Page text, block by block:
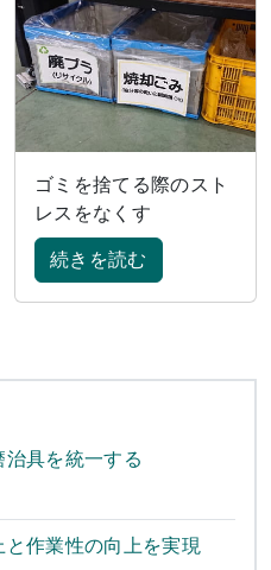
ゴミを捨てる際のスト
レスをなくす
続きを読む
具を統一する
作業性の向上を実現